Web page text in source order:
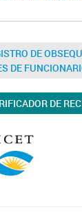
DE
DE
DE